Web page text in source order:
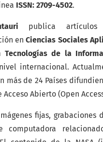
ISSN: 2709-4502.
publica
enCiencias Sociales
Tecnologías de la
internacional.
más de 24 Países
Abierto (Open
fijas, grabaciones
computadora